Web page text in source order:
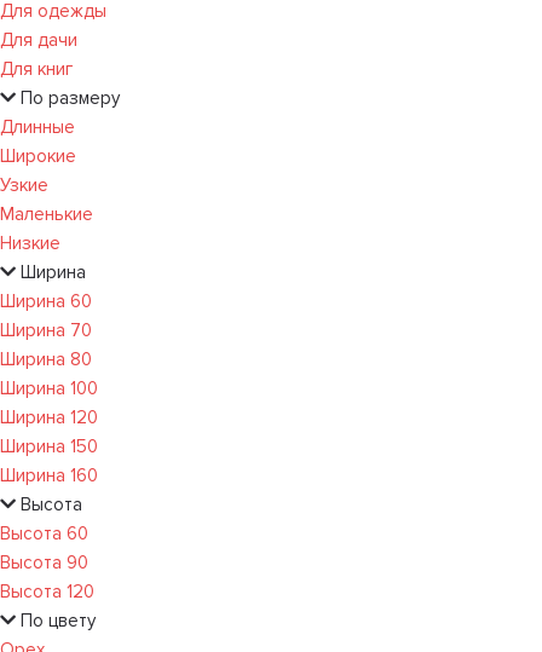
Для одежды
Для дачи
Для книг
По размеру
Длинные
Широкие
Узкие
Маленькие
Низкие
Ширина
Ширина 60
Ширина 70
Ширина 80
Ширина 100
Ширина 120
Ширина 150
Ширина 160
Высота
Высота 60
Высота 90
Высота 120
По цвету